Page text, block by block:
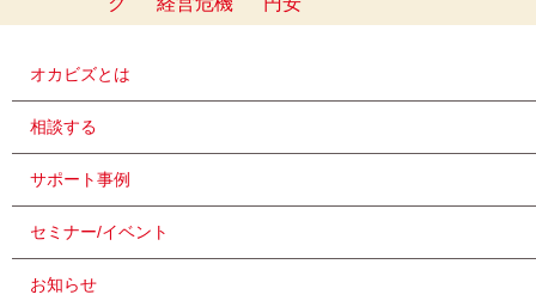
オカビズとは
相談する
サポート事例
セミナー/イベント
お知らせ